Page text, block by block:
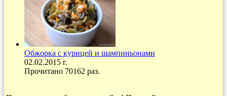
Обжорка с курицей и шампиньонами
02.02.2015 г.
Прочитано 70162 раз.